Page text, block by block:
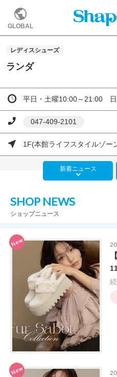
GLOBAL
レディスシューズ
ランダ
平日・土曜10:00～21:00
047-409-2101
1F(本館ライフスタイルゾー
新着ニュース
SHOP NEWS
ショップニュース
New
New